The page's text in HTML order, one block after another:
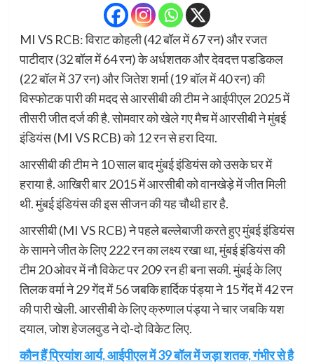
MI VS RCB: विराट कोहली (42 बॉल में 67 रन) और रजत
पाटीदार (32 बॉल में 64 रन) के अर्धशतक और देवदत्त पडडिकल
(22 बॉल में 37 रन) और जितेश शर्मा (19 बॉल में 40 रन) की
विस्फोटक पारी की मदद से आरसीबी की टीम ने आईपीएल 2025 में
तीसरी जीत दर्ज की है. सोमवार को खेले गए मैच में आरसीबी ने मुंबई
इंडियंस (MI VS RCB) को 12 रन से हरा दिया.
आरसीबी की टीम ने 10 साल बाद मुंबई इंडियंस को उसके घर में
हराया है. आखिरी बार 2015 में आरसीबी को वानखेड़े में जीत मिली
थी. मुंबई इंडियंस की इस सीजन की यह चौथी हार है.
आरसीबी (MI VS RCB) ने पहले बल्लेबाजी करते हुए मुंबई इंडियंस
के सामने जीत के लिए 222 रन का लक्ष्य रखा था, मुंबई इंडियंस की
टीम 20 ओवर में नौ विकेट पर 209 रन ही बना सकी. मुंबई के लिए
तिलक वर्मा ने 29 गेंद में 56 जबकि हार्दिक पंड्या ने 15 गेंद में 42 रन
की पारी खेली. आरसीबी के लिए क्रुणाल पंड्या ने चार जबकि यश
दयाल, जोश हेजलवुड ने दो-दो विकेट लिए.
कौन हैं प्रियांश आर्य, आईपीएल में 39 बॉल में जड़ा शतक, गंभीर से है